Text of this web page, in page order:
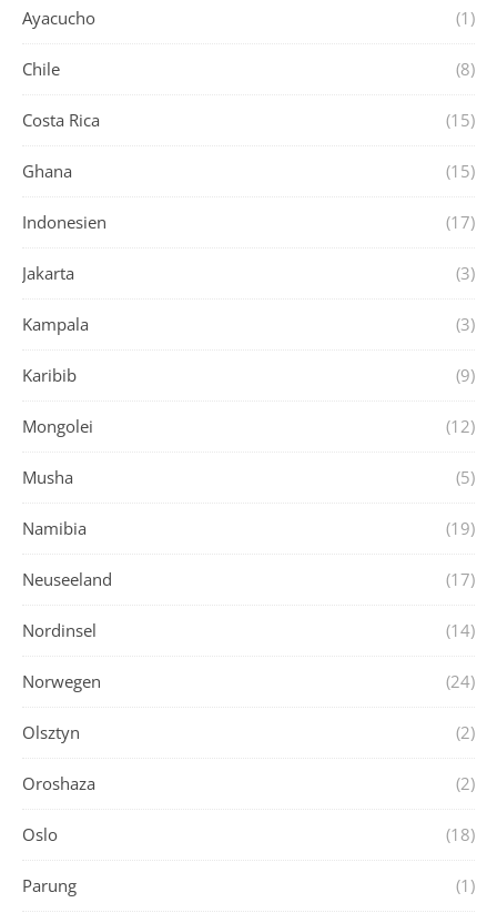
Ayacucho (1)
Chile (8)
Costa Rica (15)
Ghana (15)
Indonesien (17)
Jakarta (3)
Kampala (3)
Karibib (9)
Mongolei (12)
Musha (5)
Namibia (19)
Neuseeland (17)
Nordinsel (14)
Norwegen (24)
Olsztyn (2)
Oroshaza (2)
Oslo (18)
Parung (1)